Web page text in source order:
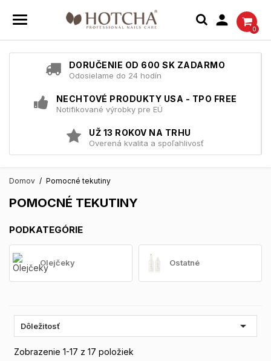

0
DORUČENIE OD 600 SK ZADARMO
Odosielame do 24 hodín
NECHTOVÉ PRODUKTY USA - TPO FREE
Notifikované výrobky pre EÚ
UŽ 13 ROKOV NA TRHU
Overená kvalita a spoľahlivosť
Domov Pomocné tekutiny
POMOCNÉ TEKUTINY
PODKATEGÓRIE
Olejčeky Ostatné
Dôležitosť 
Zobrazenie 1-17 z 17 položiek